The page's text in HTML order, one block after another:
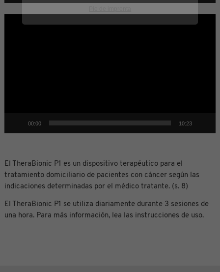
Reproductor
00:00 10:23
El TheraBionic P1 es un dispositivo terapéutico para el
tratamiento domiciliario de pacientes con cáncer según las
indicaciones determinadas por el médico tratante. (s. 8)
El TheraBionic P1 se utiliza diariamente durante 3 sesiones de
una hora. Para más información, lea las instrucciones de uso.